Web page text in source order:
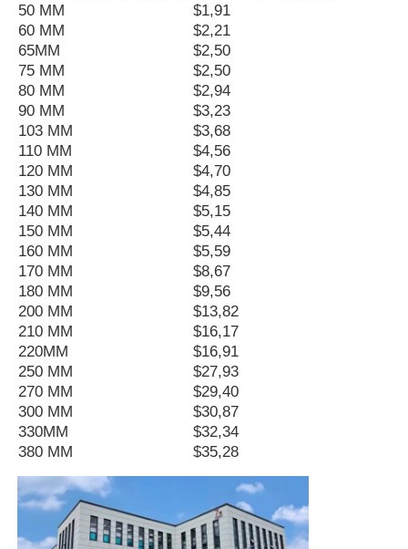
Rumah
Produk
Tentang kita
Wisata pabrik
Kontrol kualitas
Hubungi kami
Semua Kasus
genset diesel senyap
Perangkat Genset Diesel
set generator bensin
50 MM
$1,91
60 MM
$2,21
65MM
$2,50
75 MM
$2,50
80 MM
$2,94
90 MM
$3,23
103 MM
$3,68
110 MM
$4,56
120 MM
$4,70
130 MM
$4,85
140 MM
$5,15
150 MM
$5,44
160 MM
$5,59
170 MM
$8,67
180 MM
$9,56
200 MM
$13,82
210 MM
$16,17
220MM
$16,91
250 MM
$27,93
270 MM
$29,40
300 MM
$30,87
330MM
$32,34
380 MM
$35,28